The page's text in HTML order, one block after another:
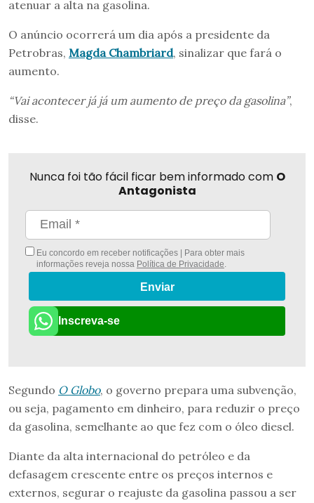
atenuar a alta na gasolina.
O anúncio ocorrerá um dia após a presidente da
Petrobras, Magda Chambriard, sinalizar que fará o
aumento.
“Vai acontecer já já um aumento de preço da gasolina”,
disse.
Nunca foi tão fácil ficar bem informado com O
Antagonista
Eu concordo em receber notificações | Para obter mais
informações reveja nossa Política de Privacidade
Enviar
Inscreva-se
Segundo O Globo, o governo prepara uma subvenção,
ou seja, pagamento em dinheiro, para reduzir o preço
da gasolina, semelhante ao que fez com o óleo diesel.
Diante da alta internacional do petróleo e da
defasagem crescente entre os preços internos e
externos, segurar o reajuste da gasolina passou a ser